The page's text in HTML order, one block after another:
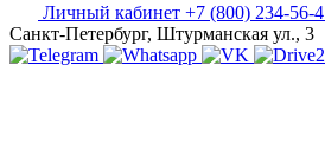
Личный кабинет +7 (800) 234-56-
Санкт-Петербург, Штурманская ул., 3